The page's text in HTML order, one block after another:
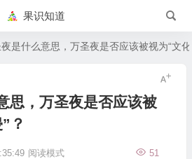
果识知道
是什么意思，万圣夜是否应该被视为“文
思，万圣夜是否应该被
？
51
阅读模式